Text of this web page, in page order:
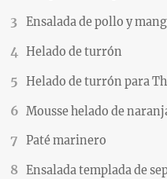
Ensalada de pollo y
Helado de turrón
Helado de turrón para
Mousse helado de
Paté marinero
Ensalada templada de